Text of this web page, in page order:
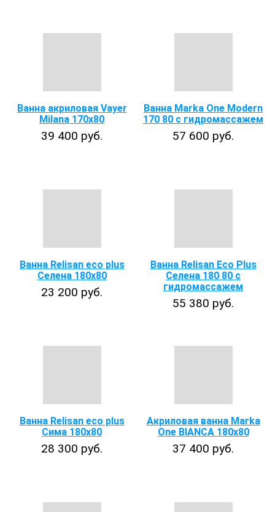
Ванна акриловая Vayer
Milana 170x80
39 400 руб.
Ванна Marka One Modern
170 80 с гидромассажем
57 600 руб.
Ванна Relisan eco plus
Селена 180x80
23 200 руб.
Ванна Relisan Eco Plus
Селена 180 80 с
гидромассажем
55 380 руб.
Ванна Relisan eco plus
Сима 180х80
28 300 руб.
Акриловая ванна Marka
One BIANCA 180x80
37 400 руб.